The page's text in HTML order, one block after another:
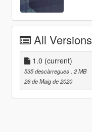
All Versions
1.0 (current)
535 descàrregues , 2 MB
26 de Maig de 2020